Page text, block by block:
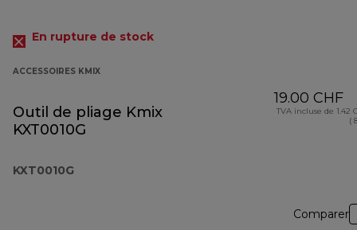
En rupture de stock
ACCESSOIRES KMIX
Outil de pliage Kmix
KXT0010G
KXT0010G
19.00 CHF
TVA incluse de 1.42
(
Comparer